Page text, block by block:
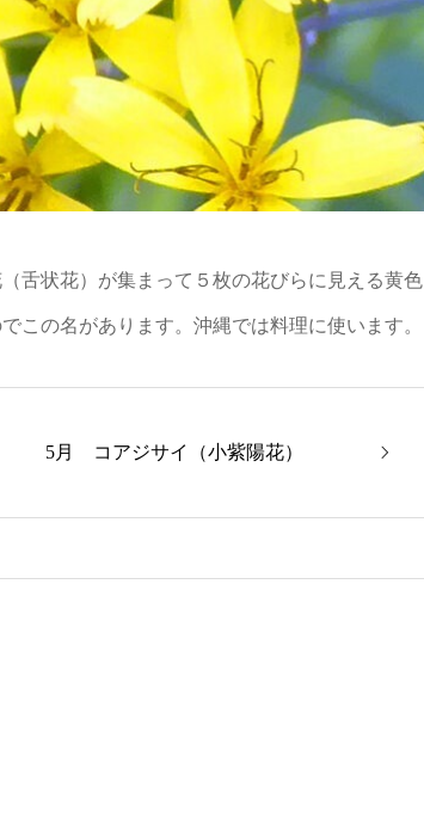
舌状花）が集まって５枚の花びらに見える黄色
この名があります。沖縄では料理に使います。
5月 コアジサイ（小紫陽花）